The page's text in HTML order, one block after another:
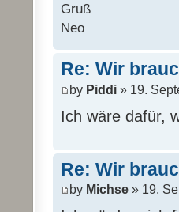
Gruß
Neo
Re: Wir
by Piddi » 19.
Ich wäre dafür,
Re: Wir
by Michse » 19.